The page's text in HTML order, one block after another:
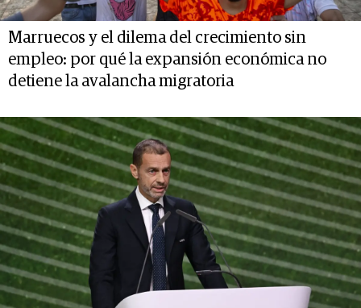
Marruecos y el dilema del crecimiento sin
empleo: por qué la expansión económica no
detiene la avalancha migratoria